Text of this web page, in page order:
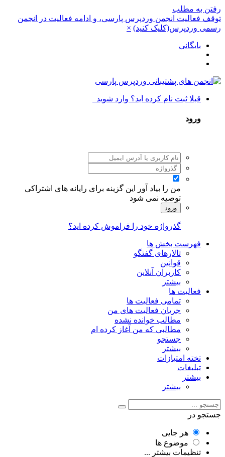
رفتن به مطلب
توقف فعالیت انجمن وردپرس پارسی، و ادامه فعالیت در انجمن
رسمی وردپرس(کلیک کنید) ×
بایگانی
قبلا ثبت نام کرده اید؟ وارد شوید
ورود
من را بیاد آور
این گزینه برای رایانه های اشتراکی
توصیه نمی شود
ورود
گذرواژه خود را فراموش کرده اید؟
فهرست بخش ها
تالارهای گفتگو
قوانین
کاربران آنلاین
بیشتر
فعالیت ها
تمامی فعالیت ها
جریان فعالیت های من
مطالب خوانده نشده
مطالبی که من آغاز کرده ام
جستجو
بیشتر
تخته امتیازات
تبلیغات
بیشتر
بیشتر
جستجو در
هر جایی
موضوع ها
تنظیمات بیشتر ...